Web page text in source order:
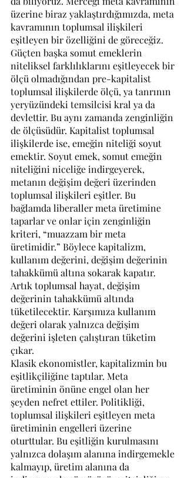
üzerine biraz yaklaştırdığımızda, meta
kavramının toplumsal ilişkileri
eşitleyen bir özelliğini de göreceğiz.
Güçten başka somut emeklerin
niteliksel farklılıklarını eşitleyecek bir
ölçü olmadığından pre-kapitalist
toplumsal ilişkilerde ölçü, ya tanrının
yeryüzündeki temsilcisi kral ya da
devlettir. Bu aynı zamanda zenginliğin
de ölçüsüdür. Kapitalist toplumsal
ilişkilerde ise, emeğin niteliği soyut
emektir. Soyut emek, somut emeğin
niteliğini niceliğe indirgeyerek,
metanın değişim değeri üzerinden
toplumsal ilişkileri eşitler. Bu
bağlamda liberaller meta üretimine
taparlar ve onlar için zenginliğin
kriteri, “muazzam bir meta
üretimidir.” Böylece kapitalizm,
kullanım değerini, değişim değerinin
tahakkümü altına sokarak kapatır.
Artık toplumsal hayat, değişim
değerinin tahakkümü altında
tüketilecektir. Karşımıza kullanım
değeri olarak yalnızca değişim
değerini işleten çalıştıran tüketim
çıkar.
Klasik ekonomistler, kapitalizmin bu
eşitlikçiliğine taptılar. Meta
üretiminin önüne engel olan her
şeyden nefret ettiler. Politikliği,
toplumsal ilişkileri eşitleyen meta
üretiminin engelleri üzerine
oturttular. Bu eşitliğin kurulmasını
yalnızca dolaşım alanına indirgemekle
kalmayıp, üretim alanına da